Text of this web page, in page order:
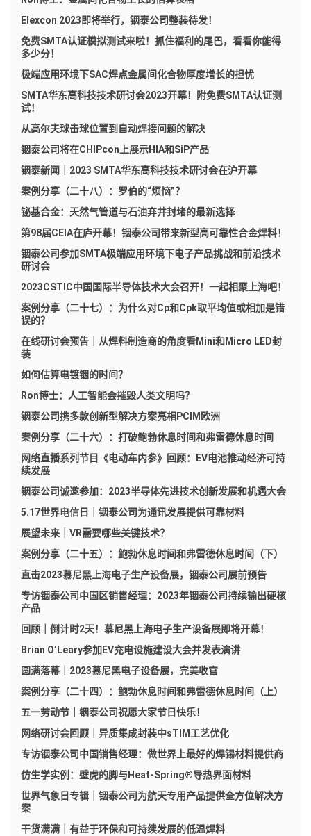
Elexcon 2023即将举行，铟泰公司整装待发！
免费SMTA认证模拟测试来啦！抓住福利的尾巴，看看你能得
多少分！
极端应用环境下SAC焊点金属间化合物厚度增长的担忧
SMTA华东高科技技术研讨会2023开幕！附免费SMTA认证测
试！
从高尔夫球击球位置到自动焊接问题的解决
铟泰公司将在CHIPcon上展示HIA和SiP产品
铟泰新闻｜2023 SMTA华东高科技技术研讨会在沪开幕
案例分享（二十八）：罗伯的“烦恼”？
铋基合金：天然气管道与石油弃井封堵的最新选择
第98届CEIA在庐开幕！铟泰公司带来新型高可靠性合金焊料！
铟泰公司参加SMTA极端应用环境下电子产品挑战和前沿技术
研讨会
2023CSTIC中国国际半导体技术大会召开！一起相聚上海吧！
案例分享（二十七）：为什么对Cp和Cpk取平均值或相加是错
误的？
在线研讨会预告｜从焊料制造商的角度看Mini和Micro LED封
装
如何估算电镀铟的时间？
Ron博士：人工智能会摧毁人类文明吗？
铟泰公司携多款创新型解决方案亮相PCIM欧洲
案例分享（二十六）：打破鲍勃休息时间和弗雷德休息时间
网络直播系列节目《电动车内参》回顾：EV电池推动经济可持
续发展
铟泰公司诚邀参加：2023半导体先进技术创新发展和机遇大会
5.17世界电信日｜铟泰公司为通讯发展提供可靠材料
展望未来｜VR需要哪些关键技术？
案例分享（二十五）：鲍勃休息时间和弗雷德休息时间（下）
直击2023慕尼黑上海电子生产设备展，铟泰公司展前预告
专访铟泰公司中国区销售经理：2023年铟泰公司持续输出硬核
产品
回顾｜倒计时2天！慕尼黑上海电子生产设备展即将开幕！
Brian O’Leary参加EV充电设施建设大会并发表演讲
圆满落幕｜2023慕尼黑电子设备展，完美收官
案例分享（二十四）：鲍勃休息时间和弗雷德休息时间（上）
五一劳动节｜铟泰公司祝愿大家节日快乐！
网络研讨会回顾｜异质集成封装中sTIM工艺优化
专访铟泰公司中国销售经理：做世界上最好的焊锡材料提供商
仿生学实例：壁虎的脚与Heat-Spring®导热界面材料
世界气象日专辑｜铟泰公司为航天专用产品提供全方位解决方
案
干货满满｜有益于环保和可持续发展的低温焊料